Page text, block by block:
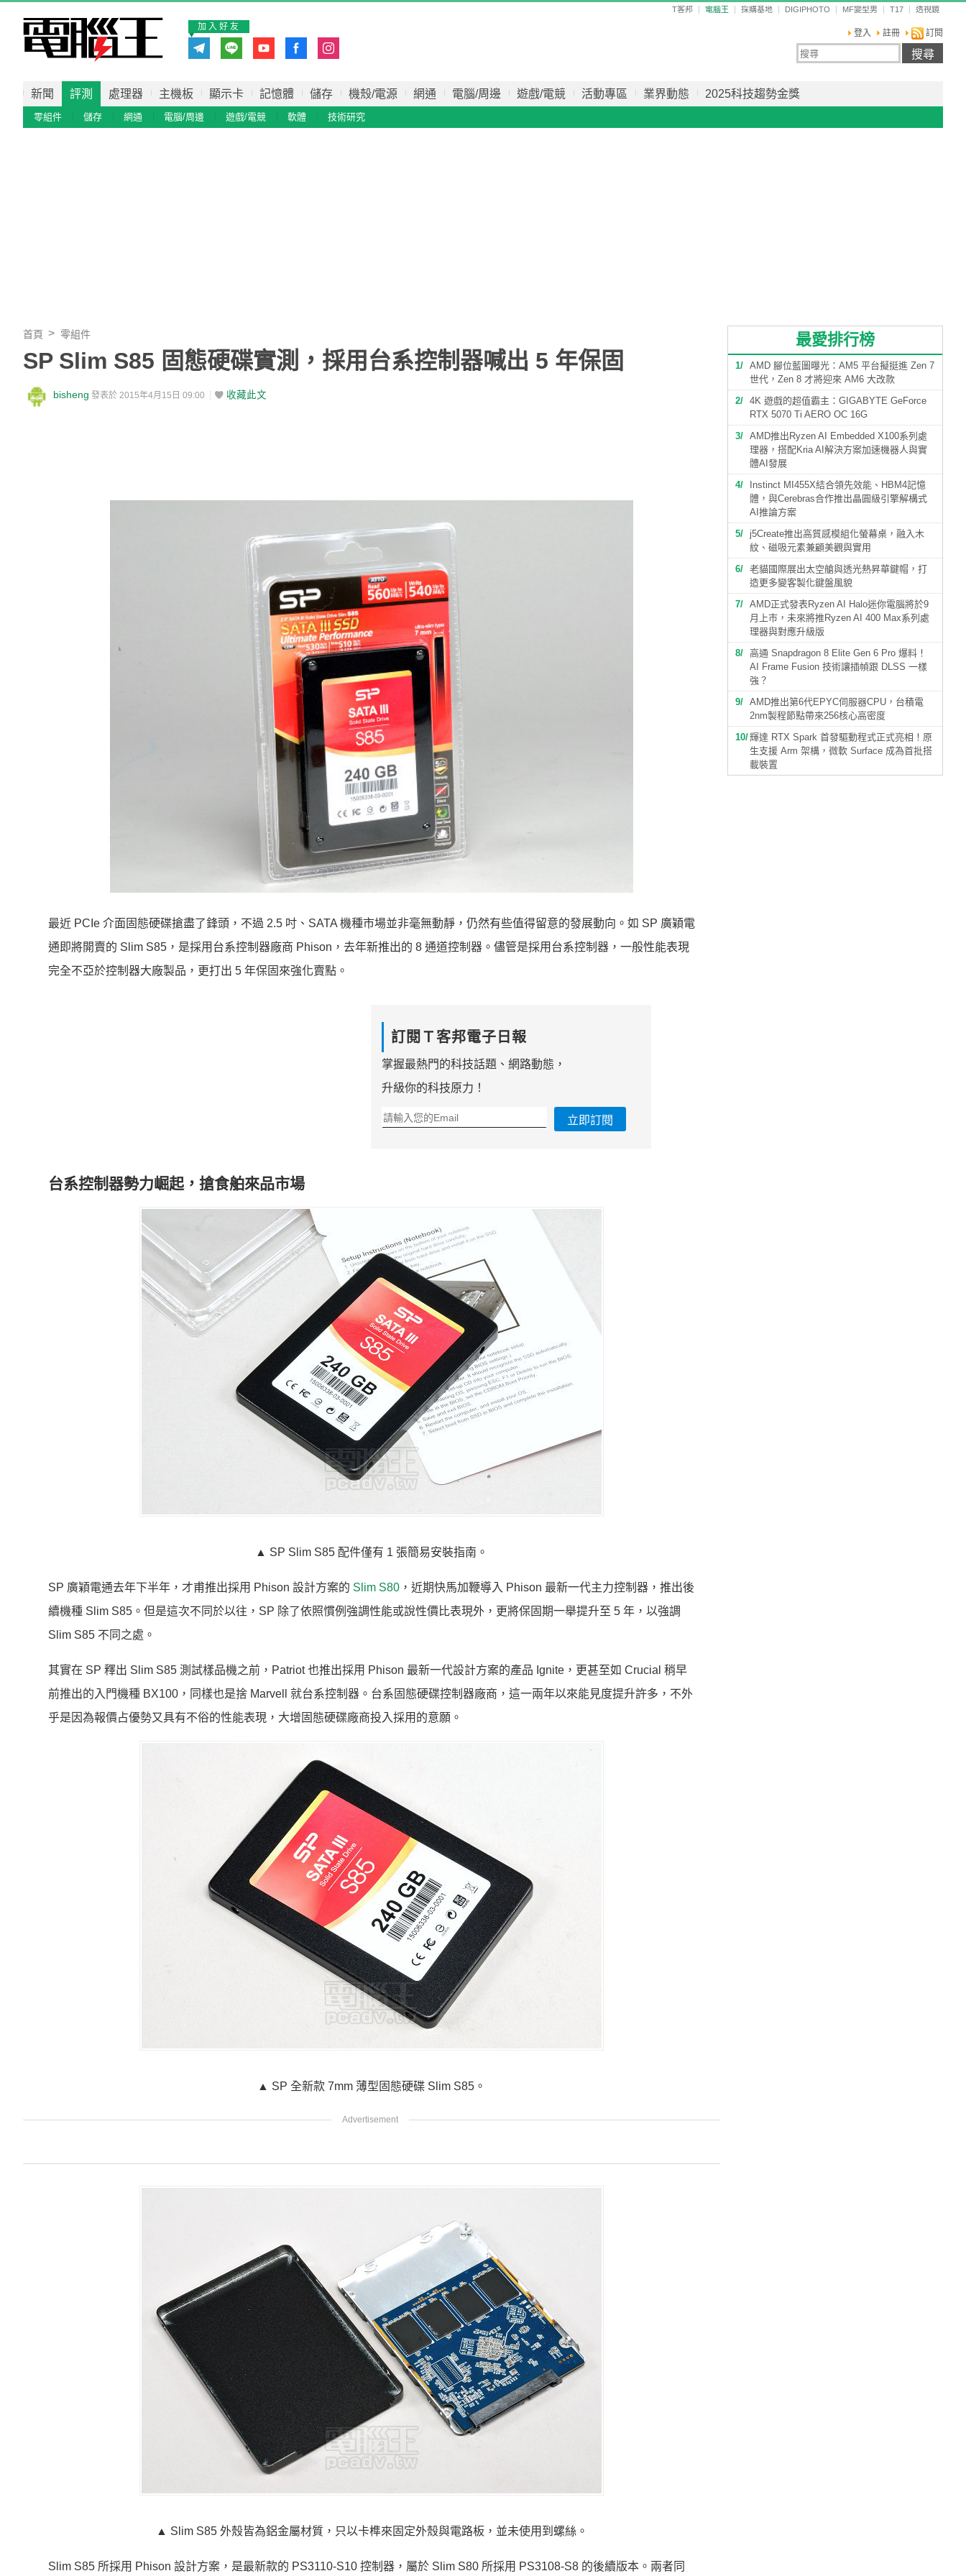
T客邦 電腦王 採購基地 DIGIPHOTO MF變型男 T17 透視鏡
登入 註冊 訂閱
加入好友
新聞 評測 處理器 主機板 顯示卡 記憶體 儲存 機殼/電源 網通 電腦/周邊 遊戲/電競 活動專區 業界動態 2025科技趨勢金獎
零組件 儲存 網通 電腦/周邊 遊戲/電競 軟體 技術研究
首頁 零組件
SP Slim S85 固態硬碟實測，採用台系控制器喊出 5 年保固
bisheng 發表於 2015年4月15日 09:00 收藏此文
最近 PCIe 介面固態硬碟搶盡了鋒頭，不過 2.5 吋、SATA 機種市場並非毫無動靜，仍然有些值得留意的發展動向。如 SP 廣穎電
通即將開賣的 Slim S85，是採用台系控制器廠商 Phison，去年新推出的 8 通道控制器。儘管是採用台系控制器，一般性能表現
完全不亞於控制器大廠製品，更打出 5 年保固來強化賣點。
訂閱Ｔ客邦電子日報
掌握最熱門的科技話題、網路動態，
升級你的科技原力！
立即訂閱
台系控制器勢力崛起，搶食舶來品市場
▲ SP Slim S85 配件僅有 1 張簡易安裝指南。
SP 廣穎電通去年下半年，才甫推出採用 Phison 設計方案的 Slim S80 ，近期快馬加鞭導入 Phison 最新一代主力控制器，推出後
續機種 Slim S85。但是這次不同於以往，SP 除了依照慣例強調性能或說性價比表現外，更將保固期一舉提升至 5 年，以強調
Slim S85 不同之處。
其實在 SP 釋出 Slim S85 測試樣品機之前，Patriot 也推出採用 Phison 最新一代設計方案的產品 Ignite，更甚至如 Crucial 稍早
前推出的入門機種 BX100，同樣也是捨 Marvell 就台系控制器。台系固態硬碟控制器廠商，這一兩年以來能見度提升許多，不外
乎是因為報價占優勢又具有不俗的性能表現，大增固態硬碟廠商投入採用的意願。
▲ SP 全新款 7mm 薄型固態硬碟 Slim S85。
▲ Slim S85 外殼皆為鋁金屬材質，只以卡榫來固定外殼與電路板，並未使用到螺絲。
Slim S85 所採用 Phison 設計方案，是最新款的 PS3110-S10 控制器，屬於 Slim S80 所採用 PS3108-S8 的後續版本。兩者同
最愛排行榜
1
AMD 腳位藍圖曝光：AM5 平台擬挺進 Zen 7
世代，Zen 8 才將迎來 AM6 大改款
2
4K 遊戲的超值霸主：GIGABYTE GeForce
RTX 5070 Ti AERO OC 16G
3
AMD推出Ryzen AI Embedded X100系列處
理器，搭配Kria AI解決方案加速機器人與實
體AI發展
4
Instinct MI455X結合領先效能、HBM4記憶
體，與Cerebras合作推出晶圓級引擎解構式
AI推論方案
5
j5Create推出高質感模組化螢幕桌，融入木
紋、磁吸元素兼顧美觀與實用
6
老貓國際展出太空艙與透光熱昇華鍵帽，打
造更多變客製化鍵盤風貌
7
AMD正式發表Ryzen AI Halo迷你電腦將於9
月上市，未來將推Ryzen AI 400 Max系列處
理器與對應升級版
8
高通 Snapdragon 8 Elite Gen 6 Pro 爆料！
AI Frame Fusion 技術讓插幀跟 DLSS 一樣
強？
9
AMD推出第6代EPYC伺服器CPU，台積電
2nm製程節點帶來256核心高密度
10 輝達 RTX Spark 首發驅動程式正式亮相！原
生支援 Arm 架構，微軟 Surface 成為首批搭
載裝置